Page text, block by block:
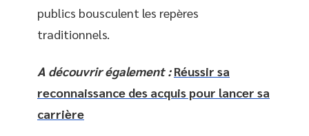
publics bousculent les repères
traditionnels.
A découvrir également : Réussir sa
reconnaissance des acquis pour lancer sa
carrière